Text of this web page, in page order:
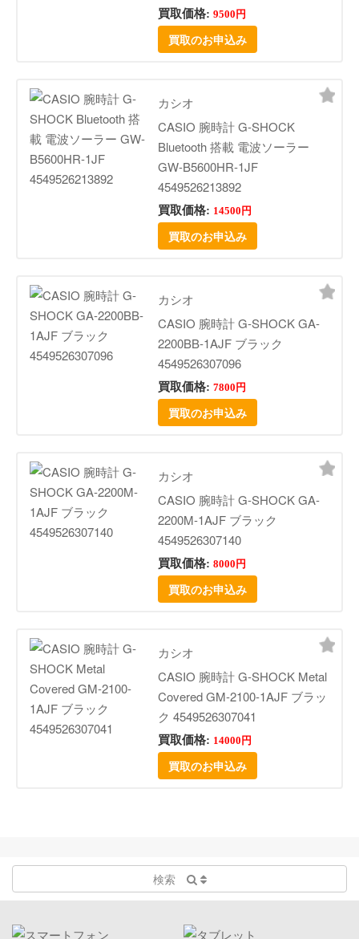
買取価格: 9500円
買取のお申込み
カシオ
CASIO 腕時計 G-SHOCK
Bluetooth 搭載 電波ソーラー
GW-B5600HR-1JF
4549526213892
買取価格: 14500円
買取のお申込み
カシオ
CASIO 腕時計 G-SHOCK GA-
2200BB-1AJF ブラック
4549526307096
買取価格: 7800円
買取のお申込み
カシオ
CASIO 腕時計 G-SHOCK GA-
2200M-1AJF ブラック
4549526307140
買取価格: 8000円
買取のお申込み
カシオ
CASIO 腕時計 G-SHOCK Metal
Covered GM-2100-1AJF ブラッ
ク 4549526307041
買取価格: 14000円
買取のお申込み
検索